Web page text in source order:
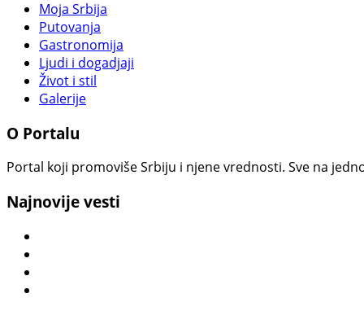
Moja Srbija
Putovanja
Gastronomija
Ljudi i dogadjaji
Život i stil
Galerije
O Portalu
Portal koji promoviše Srbiju i njene vrednosti. Sve na
Najnovije vesti